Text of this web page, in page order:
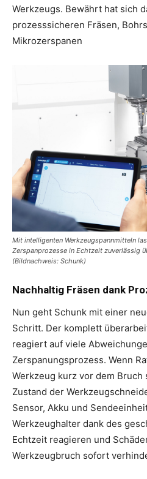
Werkzeugs. Bewährt hat sich
prozesssicheren Fräsen,
Mikrozerspanen
Mit intelligenten Werkzeugspannmitteln
Zerspanprozesse in Echtzeit zuverlässig
(Bildnachweis: Schunk)
Nachhaltig Fräsen dank
Nun geht Schunk mit einer
Schritt. Der komplett
reagiert auf viele
Zerspanungsprozess. Wenn
Werkzeug kurz vor dem
Zustand der
Sensor, Akku und
Werkzeughalter dank des
Echtzeit reagieren und
Werkzeugbruch sofort